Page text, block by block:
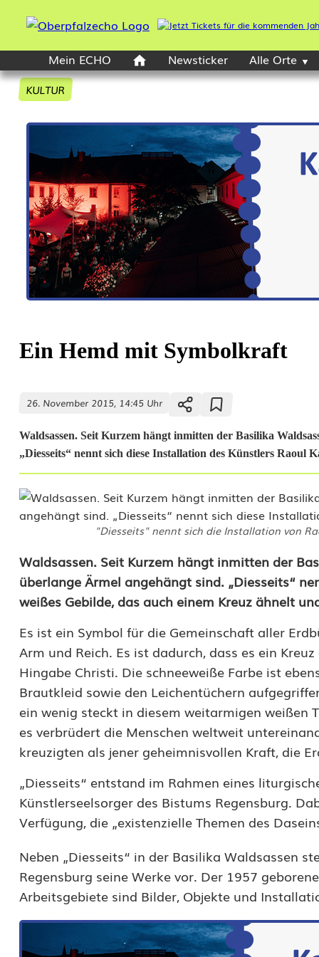
Mein ECHO
Newsticker Alle Orte
KULTUR
Ein Hemd mit Symbolkraft
26. November 2015, 14:45 Uhr
Waldsassen. Seit Kurzem hängt inmitten der Basilika
„Diesseits“ nennt sich diese Installation des Künstlers Raoul
"Diesseits" nennt sich die Installation von
E
i
H
e
m
d
m
i
t
S
y
m
b
Waldsassen. Seit Kurzem hängt inmitten der
überlange Ärmel angehängt sind. „Diesseits“
weißes Gebilde, das auch einem Kreuz ähnelt
Es ist ein Symbol für die Gemeinschaft aller
Arm und Reich. Es ist dadurch, dass es ein
Hingabe Christi. Die schneeweiße Farbe ist
Brautkleid sowie den Leichentüchern
ein wenig steckt in diesem weit­armigen weißen
es verbrüdert die Menschen weltweit
kreuzigten als jener geheimnisvollen Kraft, die
„Diesseits“ entstand im Rahmen eines
Künstlerseelsorger des Bistums Regensburg.
Verfügung, die „existenzielle Themen des
Neben „Diesseits“ in der Basilika Waldsassen
Regensburg seine Werke vor. Der 1957
Arbeitsgebiete sind Bilder, Objekte und